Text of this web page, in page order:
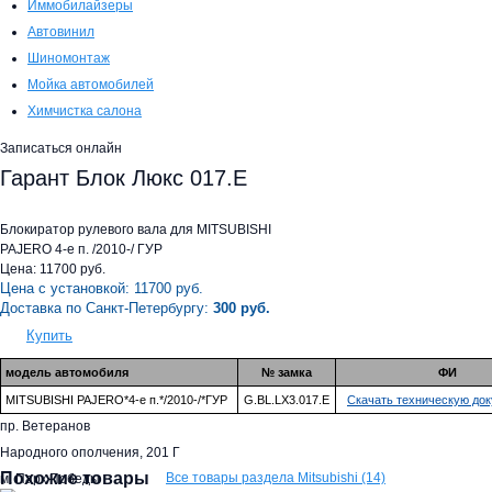
Иммобилайзеры
Автовинил
Шиномонтаж
Мойка автомобилей
Химчистка салона
Записаться онлайн
Гарант Блок Люкс 017.E
Блокиратор рулевого вала для MITSUBISHI
PAJERO 4-е п. /2010-/ ГУР
Цена: 11700 руб.
Цена с установкой: 11700 руб.
Доставка по Санкт-Петербургу: 300 руб.
Купить
модель автомобиля № замка ФИ
MITSUBISHI PAJERO*4-е п.*/2010-/*ГУР G.BL.LX3.017.E Скачать техническую
Похожие товары
Все товары раздела Mitsubishi (14)
пр. Ветеранов
Народного ополчения, 201 Г
м. Парк Победы